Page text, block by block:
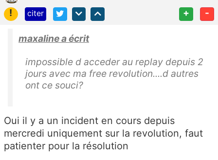
!
citer + -
maxaline a écrit
impossible d acceder au replay depuis 2
jours avec ma free revolution....d autres
ont ce souci?
Oui il y a un incident en cours depuis
mercredi uniquement sur la revolution, faut
patienter pour la résolution